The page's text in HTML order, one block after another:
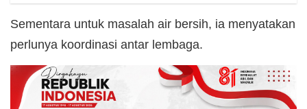
Sementara untuk masalah air bersih, ia menyatakan
perlunya koordinasi antar lembaga.